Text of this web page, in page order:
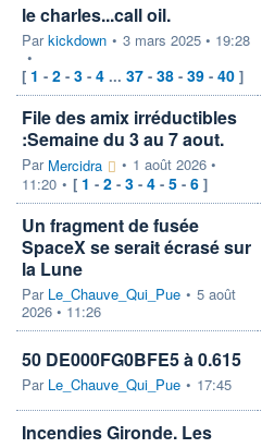
le charles...call oil.
Parkickdown • 3 mars 2025 • 19:28
•
[ 1 - 2 - 3 - 4 ... 37 - 38 - 39 - 40 ]
File des amix irréductibles
:Semaine du 3 au 7 aout.
Par Mercidra • 1 août 2026 •
11:20 • [ 1 - 2 - 3 - 4 - 5 - 6 ]
Un fragment de fusée
SpaceX se serait écrasé sur
la Lune
Par Le_Chauve_Qui_Pue • 5 août
2026 • 11:26
50 DE000FG0BFE5 à 0.615
Par Le_Chauve_Qui_Pue • 17:45
Incendies Gironde. Les